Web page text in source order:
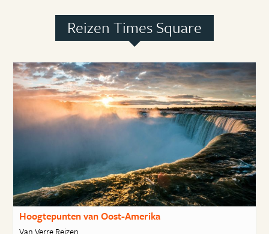
Reizen Times Square
Hoogtepunten van Oost-Amerika
Van Verre Reizen